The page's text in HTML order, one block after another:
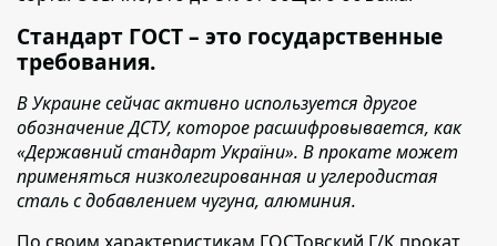
Стандарт ГОСТ – это государственные
требования.
В Украине сейчас активно используется другое
обозначение ДСТУ, которое расшифровывается, как
«Державний стандарт України». В прокате может
применяться низколегированная и углеродистая
сталь с добавлением чугуна, алюминия.